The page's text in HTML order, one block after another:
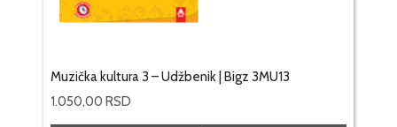
Muzička kultura 3 – Udžbenik | Bigz 3MU13
1.050,00 RSD